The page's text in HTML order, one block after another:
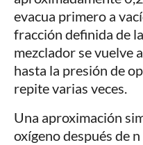
evacua primero a
fracción definida de
mezclador se vuelve
hasta la presión de
repite varias veces.
Una aproximación
oxígeno después de n